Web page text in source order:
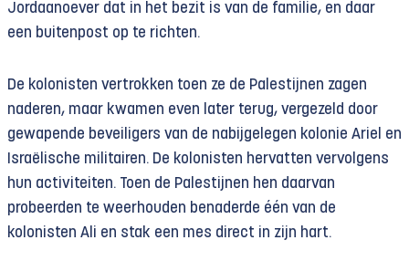
Jordaanoever dat in het bezit is van de familie, en daar
een buitenpost op te richten.
De kolonisten vertrokken toen ze de Palestijnen zagen
naderen, maar kwamen even later terug, vergezeld door
gewapende beveiligers van de nabijgelegen kolonie Ariel en
Israëlische militairen. De kolonisten hervatten vervolgens
hun activiteiten. Toen de Palestijnen hen daarvan
probeerden te weerhouden benaderde één van de
kolonisten Ali en stak een mes direct in zijn hart.